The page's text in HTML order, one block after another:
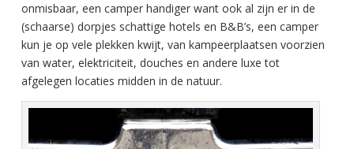
onmisbaar, een camper handiger want ook al zijn er in de
(schaarse) dorpjes schattige hotels en B&B’s, een camper
kun je op vele plekken kwijt, van kampeerplaatsen voorzien
van water, elektriciteit, douches en andere luxe tot
afgelegen locaties midden in de natuur.